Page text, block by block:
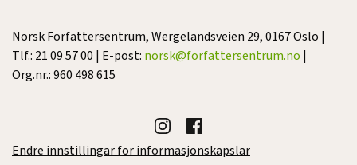
Norsk Forfattersentrum, Wergelandsveien 29, 0167 Oslo |
Tlf.: 21 09 57 00 | E-post: norsk@forfattersentrum.no |
Org.nr.: 960 498 615
Endre innstillingar for informasjonskapslar